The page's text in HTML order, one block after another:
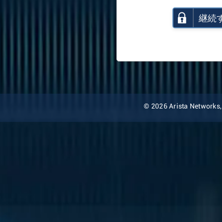
継続
© 2026 Arista